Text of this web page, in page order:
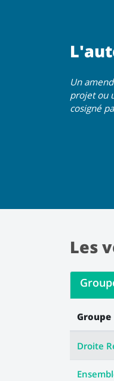
Un
projet ou
cosigné
Les
Groupe
Droite